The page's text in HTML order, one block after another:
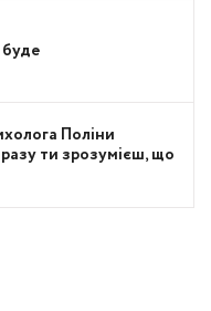
Поліни
ти зрозумієш, що